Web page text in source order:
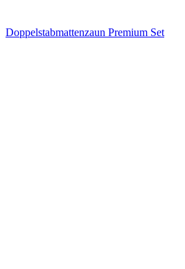
Doppelstabmattenzaun Premium Set